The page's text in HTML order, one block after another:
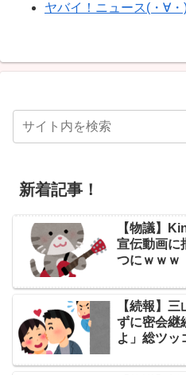
ヤバイ！ニュース(・∀・
新着記事！
【物議】
宣伝動画に
つにｗｗｗ
【続報】
ずに密会
よ」総ツッ